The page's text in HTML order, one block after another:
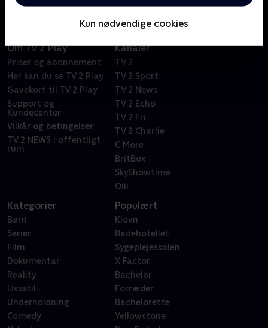
Kun nødvendige cookies
Om TV 2 Play
Priser og abonnement
Her kan du se TV 2 Play
Gavekort til TV 2 Play
Support og
Kundecenter
Vilkår og betingelser
TV 2 NEWS i offentligt
rum
Kanaler
TV 2
TV 2 Sport
TV 2 News
TV 2 Echo
TV 2 Fri
TV 2 Charlie
C More
BritBox
SkyShowtime
Oiii
Kategorier
Børn
Serier
Film
Dokumentar
Reality
Livsstil
Underholdning
Comedy
Populært
Klovn
Badehotellet
Sygeplejeskolen
X Factor
Bachelor
Forræder
Bachelorette
Yellowstone